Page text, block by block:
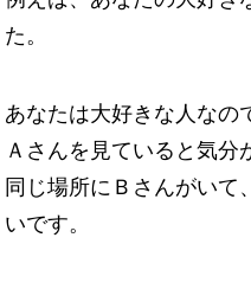
た。
あなたは大好きな人なの
Ａさんを見ていると気分
同じ場所にＢさんがいて
いです。